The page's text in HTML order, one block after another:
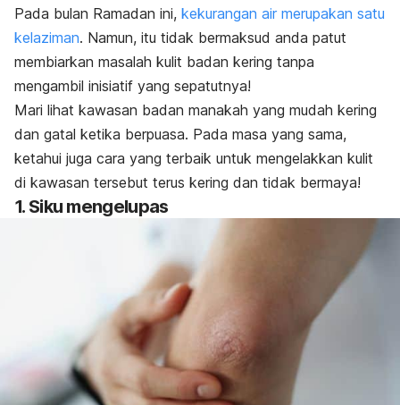
Pada bulan Ramadan ini, kekurangan air merupakan satu
kelaziman. Namun, itu tidak bermaksud anda patut
membiarkan masalah kulit badan kering tanpa
mengambil inisiatif yang sepatutnya!
Mari lihat kawasan badan manakah yang mudah kering
dan gatal ketika berpuasa. Pada masa yang sama,
ketahui juga cara yang terbaik untuk mengelakkan kulit
di kawasan tersebut terus kering dan tidak bermaya!
1. Siku mengelupas